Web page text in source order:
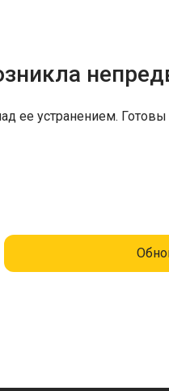
ее устранением.